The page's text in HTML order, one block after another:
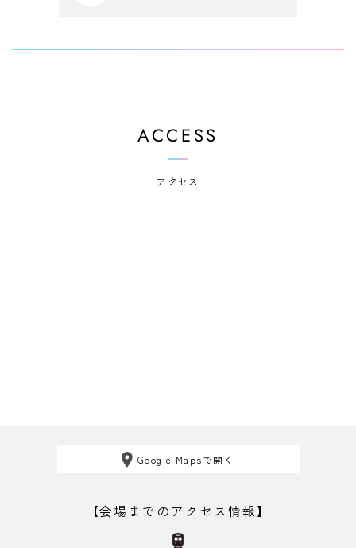
ACCESS
アクセス
Google Mapsで開く
【会場までのアクセス情報】